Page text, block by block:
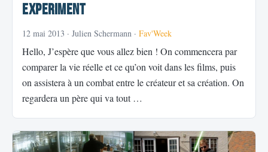
Experiment
12 mai 2013 · Julien Schermann · Fav'Week
Hello, J’espère que vous allez bien ! On commencera par
comparer la vie réelle et ce qu’on voit dans les films, puis
on assistera à un combat entre le créateur et sa création. On
regardera un père qui va tout …